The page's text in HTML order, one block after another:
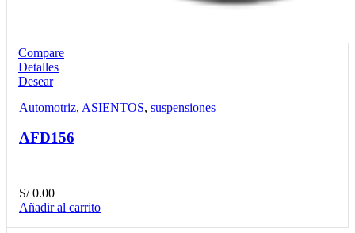
Compare
Detalles
Desear
Automotriz, ASIENTOS, suspensiones
AFD156
S/0.00
Añadir al carrito